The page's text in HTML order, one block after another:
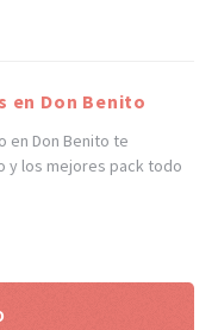
en Don Benito
en Don Benito te
y los mejores pack todo